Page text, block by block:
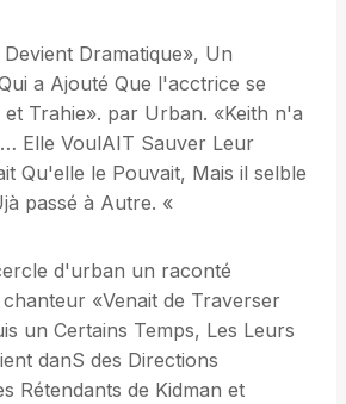
Dramatique», Un
a Ajouté Que l'acctrice se
et Trahie». par Urban. «Keith n'a
Elle VoulAIT Sauver Leur
Qu'elle le Pouvait, Mais il selble
passé à Autre. «
d'urban un raconté
«Venait de Traverser
un Certains Temps, Les Leurs
danS des Directions
Rétendants de Kidman et